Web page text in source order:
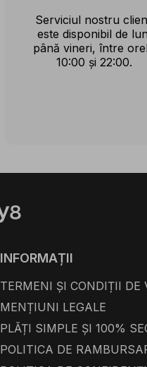
Serviciul nostru
este disponibil de
până vineri, între
10:00 și 22:00.
INFORMAȚII
TERMENI ȘI CONDIȚII DE
MENȚIUNI LEGALE
PLĂȚI SIMPLE ȘI 100%
POLITICA DE